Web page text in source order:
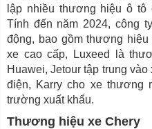
lập nhiều thương hiệu ô tô
Tính đến năm 2024, công
động, bao gồm thương
xe cao cấp, Luxeed là
Huawei, Jetour tập trung
điện, Karry cho xe thương
trường xuất khẩu.
Thương hiệu xe Chery